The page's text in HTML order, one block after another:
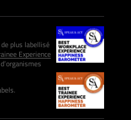
plus labellisé
Experience